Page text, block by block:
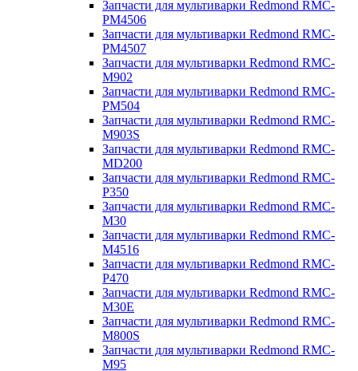
Запчасти для мультиварки Redmond RMC-
PM4506
Запчасти для мультиварки Redmond RMC-
PM4507
Запчасти для мультиварки Redmond RMC-
M902
Запчасти для мультиварки Redmond RMC-
PM504
Запчасти для мультиварки Redmond RMC-
M903S
Запчасти для мультиварки Redmond RMC-
MD200
Запчасти для мультиварки Redmond RMC-
P350
Запчасти для мультиварки Redmond RMC-
M30
Запчасти для мультиварки Redmond RMC-
M4516
Запчасти для мультиварки Redmond RMC-
P470
Запчасти для мультиварки Redmond RMC-
M30E
Запчасти для мультиварки Redmond RMC-
M800S
Запчасти для мультиварки Redmond RMC-
M95